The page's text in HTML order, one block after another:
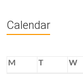
Calendar
M
T W